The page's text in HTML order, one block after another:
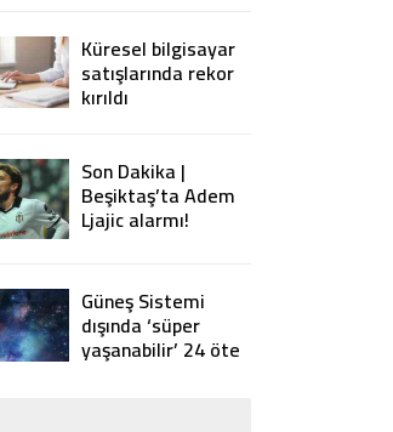
Küresel bilgisayar
satışlarında rekor
kırıldı
Son Dakika |
Beşiktaş’ta Adem
Ljajic alarmı!
Ocak’ta transfer…
Güneş Sistemi
dışında ‘süper
yaşanabilir’ 24 öte
gezegen keşfedildi